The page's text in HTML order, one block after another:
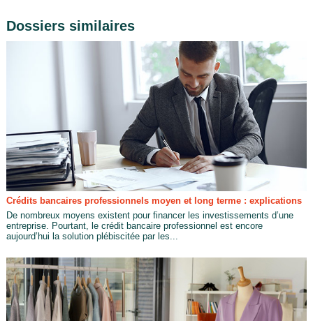
Dossiers similaires
Crédits bancaires professionnels moyen et long terme : explications
De nombreux moyens existent pour financer les investissements d’une
entreprise. Pourtant, le crédit bancaire professionnel est encore
aujourd’hui la solution plébiscitée par les...